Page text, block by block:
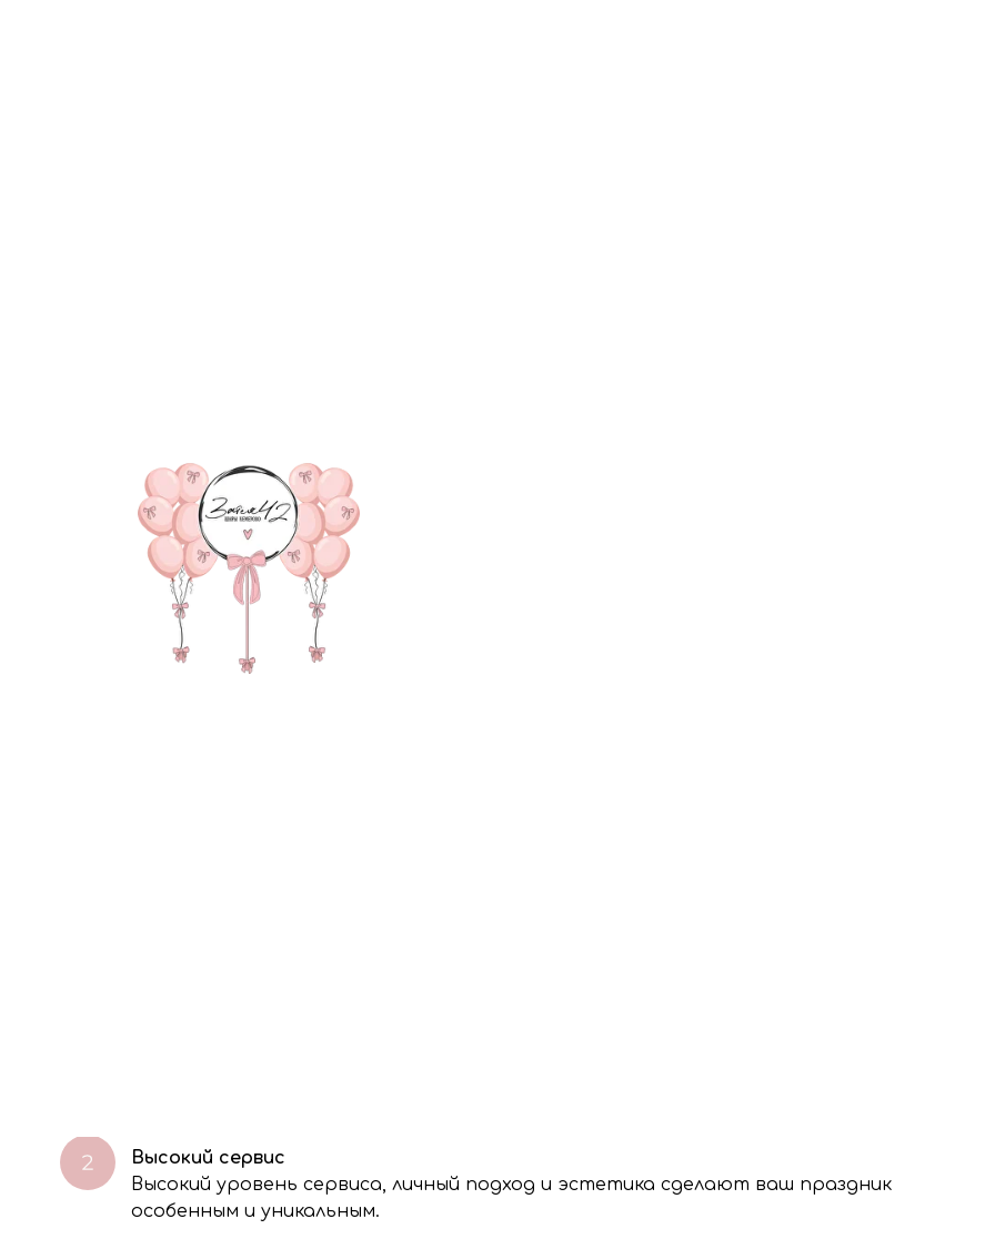
Высокий сервис
Высокий уровень сервиса, личный подход и эстетика сделают ваш праздник
особенным и уникальным.